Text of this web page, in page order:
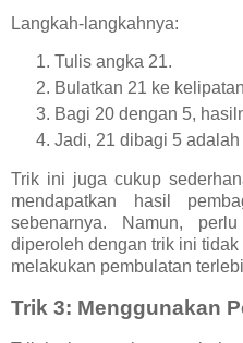
Langkah-langkahnya:
Tulis angka 21.
Bulatkan 21 ke
Bagi 20 dengan 5,
Jadi, 21 dibagi 5 adalah
Trik ini juga cukup
mendapatkan hasil
sebenarnya. Namun,
diperoleh dengan trik ini
melakukan pembulatan
Trik 3: Menggunakan